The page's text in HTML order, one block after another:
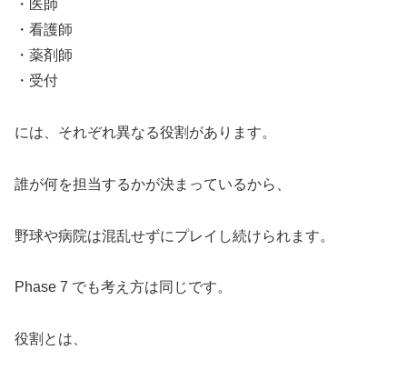
・医師
・看護師
・薬剤師
・受付
には、それぞれ異なる役割があります。
誰が何を担当するかが決まっているから、
野球や病院は混乱せずにプレイし続けられます。
Phase 7 でも考え方は同じです。
役割とは、